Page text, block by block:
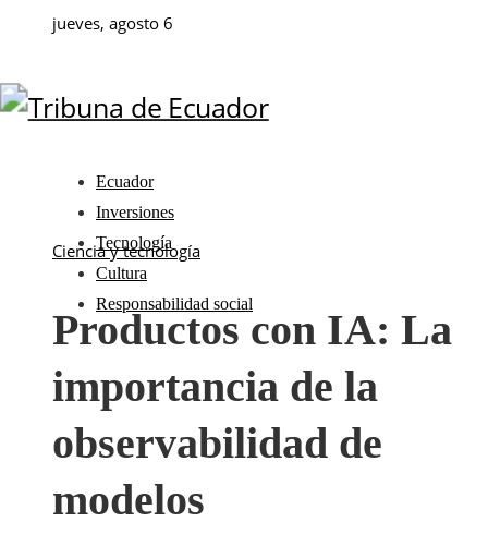
jueves, agosto 6
Ecuador
Inversiones
Tecnología
Cultura
Responsabilidad social
Ciencia y tecnología
Productos con IA: La
importancia de la
observabilidad de
modelos